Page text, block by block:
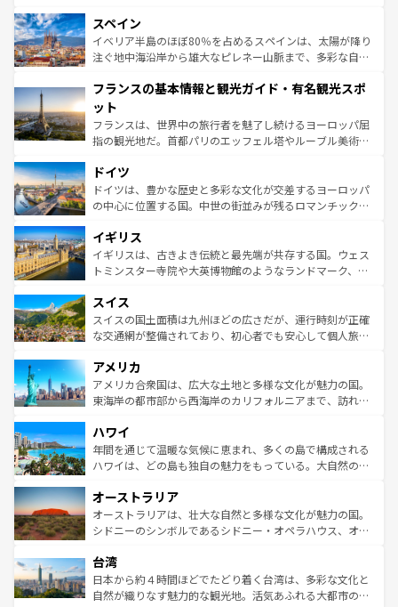
ろん、トスカーナの美しい田園風景やアマルフィ海岸の絶
景など、自然景観も見逃せない。観光の合間には、本場の
ピザやパスタなど、絶品のイタリア料理を堪能することも
ませてくれるイタリアで、忘れられない旅をしてみよう！
なお、新着のイタリア情報は
しい。
スペイン
イベリア半島のほぼ80％を占めるスペインは、太陽が降り
注ぐ地中海沿岸から雄大なピレネー山脈まで、多彩な自然
文化が根付くこの国では、情熱的なフラメンコ、熱気あふ
れる闘牛、そして美味しいタパスが生活の一部となってい
る。首都マドリードの洗練された雰囲気や、バルセロナの
アートに溢れた街角から、地方では古代ローマ遺跡や中世
せる。地方によって風土や気候が異なるスペインはその個
性で訪れる人を魅了する。 なお、新着のスペイン情報は コ
ンテンツ一覧を参照してほしい。
フランスの基本情報と観光ガイド・有名観光スポ
ット
フランスは、世界中の旅行者を魅了し続けるヨーロッパ屈
指の観光地だ。首都パリのエッフェル塔やルーブル美術館
で、幅広い魅力が詰まっている。華麗な宮殿、歴史的な大
聖堂、美しいビーチ、そして豊かな自然が、訪れる者を心
から魅了する。また、フランスは美食の国としても知ら
いる。シャンパンの発祥地であるランス、プロヴァンスの
香り高いラベンダー畑など、多彩な楽しみ方が可能だ。さ
らに、パリ以外の地域にも魅力が溢れており、どの街角に
れる地方に足を運ぶとそれぞれで全く異なる文化を体験で
きるだろう。 なお、新着のフランス情報はコンテンツ一覧
を参照してほしい。
ドイツ
ドイツは、豊かな歴史と多彩な文化が交差するヨーロッパ
の中心に位置する国。中世の街並みが残るロマンチック街
顔を持つこの国は、どこを歩いても飽きることがない。ベ
ルリンの文化的活気、バイエルン州のアルプスの絶景、そ
してライン川沿いのワイン畑といった風景は必見。ビール
は、お酒好きな人にはぜひ体験してほしい。 なお、新着の
ドイツ情報はコンテンツ一覧を参照してほしい。
イギリス
イギリスは、古きよき伝統と最先端が共存する国。ウェス
トミンスター寺院や大英博物館のようなランドマーク、歴
リアごとに異なる魅力がある。また、優雅なアフタヌーン
ティー、ビール好きにはたまらない英国パブ、サッカー観
戦など、本場だからこそできる体験も豊富。イギリスを旅
ンツ一覧を参照してほしい。
スイス
スイスの国土面積は九州ほどの広さだが、運行時刻が正確
な交通網が整備されており、初心者でも安心して個人旅行
の建物がそのまま残る町や、スイスならではのユニークな
博物館もあり、アルプス観光だけでなく町歩きも満喫する
ことができる。国民の所得が高いため物価も高いが、旅行
ば市内交通費無料で観光を楽しむこともできる。 なお、新
着のスイス情報はコンテンツ一覧 を参照してほしい。
アメリカ
アメリカ合衆国は、広大な土地と多様な文化が魅力の国。
東海岸の都市部から西海岸のカリフォルニアまで、訪れる
のような巨大都市は、観光、ショッピング、エンターテイ
ンメントが詰まった刺激的なスポットだ。一方、アメリカ
西部には大自然が広がり、グランドキャニオンやイエロー
部のニューオーリンズでは、音楽と美食が融合した独特の
文化が魅力。旅行者はアメリカの各地域で異なる魅力を楽
しみながら、その多様性と豊かな歴史を感じることができ
ならではの贅沢な旅のスタイルだ。 なお、新着のアメリカ
情報はコンテンツ一覧を参照してほしい。
ハワイ
年間を通じて温暖な気候に恵まれ、多くの島で構成される
ハワイは、どの島も独自の魅力をもっている。大自然の神
ワイ島は見逃せない。また、定番の観光地といえばオアフ
島だが、静かな自然を求めるならマウイ島やカウアイ島が
おすすめ。エメラルドグリーンに輝く海をはじめ、豊かな
れるおもてなしの心で訪れる人々を迎えてくれるハワイの
人々、おいしいローカルフードやハワイアンミュージッ
ク、伝統的なフラダンスなど、すべてがハワイの魅力を彩
オーストラリア
オーストラリアは、壮大な自然と多様な文化が魅力の国。
シドニーのシンボルであるシドニー・オペラハウス、オー
リアリーフや大陸中央部にそびえるウルル（エアーズロッ
ク）、タスマニアの美しい原生林やケアンズの熱帯雨林な
ど、見どころがたくさん。また、カフェやワイン、オージ
台湾
日本から約４時間ほどでたどり着く台湾は、多彩な文化と
自然が織りなす魅力的な観光地。活気あふれる大都市の台